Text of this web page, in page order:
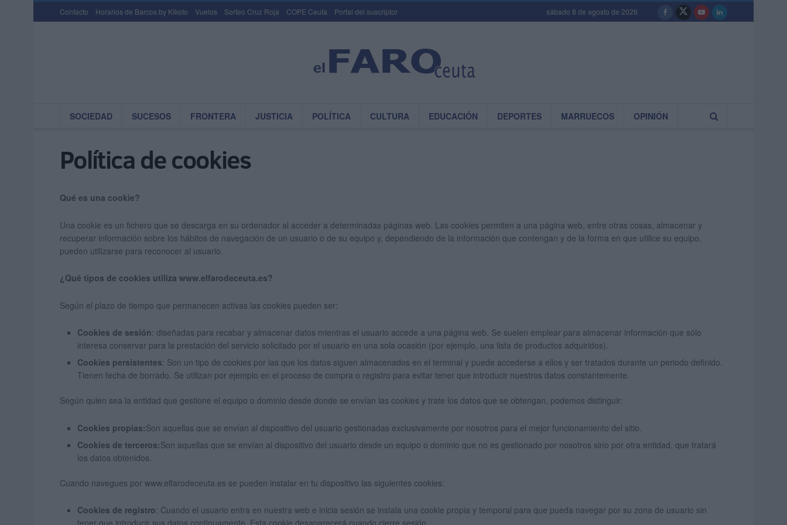
Contacto Horarios de Barcos by Kikoto Vuelos Sorteo Cruz Roja COPE Ceuta Portal del suscriptor sábado 8 de agosto de 2026
SOCIEDAD SUCESOS FRONTERA JUSTICIA POLÍTICA CULTURA EDUCACIÓN DEPORTES MARRUECOS OPINIÓN
Política de cookies
Qué es una cookie?
Una cookie es un fichero que se descarga en su ordenador al acceder a determinadas páginas web. Las cookies permiten a una página web, entre otras cosas, almacenar y
recuperar información sobre los hábitos de navegación de un usuario o de su equipo y, dependiendo de la información que contengan y de la forma en que utilice su equipo,
pueden utilizarse para reconocer al usuario.
¿Qué tipos de cookies utiliza www.elfarodeceuta.es?
Según el plazo de tiempo que permanecen activas las cookies pueden ser:
Cookies de sesión: diseñadas para recabar y almacenar datos mientras el usuario accede a una página web. Se suelen emplear para almacenar información que sólo
interesa conservar para la prestación del servicio solicitado por el usuario en una sola ocasión (por ejemplo, una lista de productos adquiridos).
Cookies persistentes: Son un tipo de cookies por las que los datos siguen almacenados en el terminal y puede accederse a ellos y ser tratados durante un periodo definido.
Tienen fecha de borrado. Se utilizan por ejemplo en el proceso de compra o registro para evitar tener que introducir nuestros datos constantemente.
Según quien sea la entidad que gestione el equipo o dominio desde donde se envían las cookies y trate los datos que se obtengan, podemos distinguir:
Cookies propias:Son aquellas que se envían al dispositivo del usuario gestionadas exclusivamente por nosotros para el mejor funcionamiento del sitio.
Cookies de terceros:Son aquellas que se envían al dispositivo del usuario desde un equipo o dominio que no es gestionado por nosotros sino por otra entidad, que tratará
los datos obtenidos.
Cuando navegues por www.elfarodeceuta.es se pueden instalar en tu dispositivo las siguientes cookies:
Cookies de registro: Cuando el usuario entra en nuestra web e inicia sesión se instala una cookie propia y temporal para que pueda navegar por su zona de usuario sin
tener que introducir sus datos continuamente. Esta cookie desaparecerá cuando cierre sesión.